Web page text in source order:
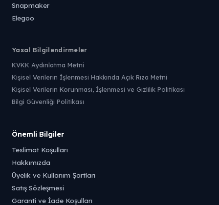
Snapmaker
Elegoo
Yasal Bilgilendirmeler
KVKK Aydınlatma Metni
Kişisel Verilerin İşlenmesi Hakkında Açık Rıza Metni
Kişisel Verilerin Korunması, İşlenmesi ve Gizlilik Politikası
Bilgi Güvenliği Politikası
Önemli Bilgiler
Teslimat Koşulları
Hakkımızda
Üyelik ve Kullanım Şartları
Satış Sözleşmesi
Garanti ve İade Koşulları